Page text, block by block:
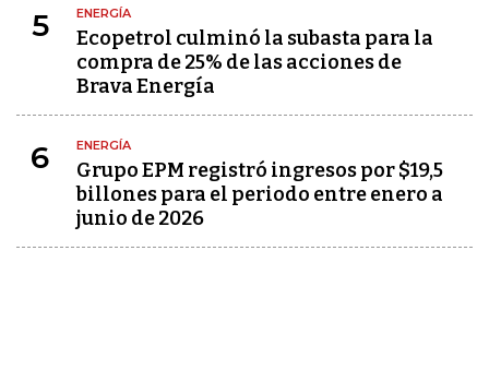
5 ENERGÍA
Ecopetrol culminó la subasta para la
compra de 25% de las acciones de
Brava Energía
6 ENERGÍA
Grupo EPM registró ingresos por $19,5
billones para el periodo entre enero a
junio de 2026